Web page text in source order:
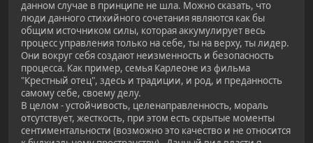
данном случае в принципе не шла. Можно сказать, что
люди данного стихийного сочетания являются как бы
общим источником силы, которая аккумулирует весь
процесс управления только на себе, ты на верху, ты лидер.
Они вокруг себя создают неизменность и безопасность
процесса. Как пример, семья Карлеоне из фильма
"Крестный отец", здесь и традиции, и род, и преданность
самому себе, своему делу.
В целом - устойчивость, целенаправленность, мораль
отсутствует, жесткость, при этом есть скрытые моменты
сентиментальности (возможно это качество и не относится